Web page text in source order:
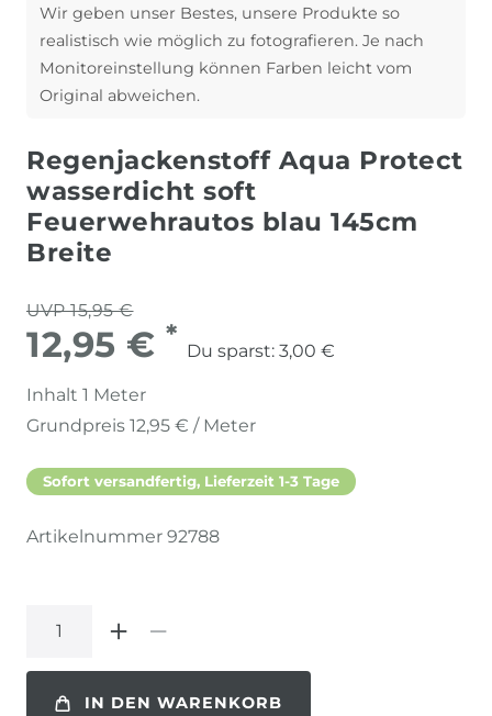
Wir geben unser Bestes, unsere Produkte so
realistisch wie möglich zu fotografieren. Je nach
Monitoreinstellung können Farben leicht vom
Original abweichen.
Regenjackenstoff Aqua Protect
wasserdicht soft
Feuerwehrautos blau 145cm
Breite
UVP 15,95 €
12,95 € *
Du sparst: 3,00 €
Inhalt 1 Meter
Grundpreis 12,95 € / Meter
Sofort versandfertig, Lieferzeit 1-3 Tage
Artikelnummer 92788
IN DEN WARENKORB